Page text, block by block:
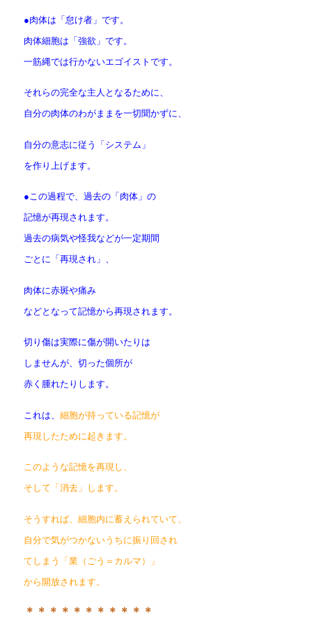
●肉体は「怠け者」です。
肉体細胞は「強欲」です。
一筋縄では行かないエゴイストです。
それらの完全な主人となるために、
自分の肉体のわがままを一切聞かずに、
自分の意志に従う「システム」
を作り上げます。
●この過程で、過去の「肉体」の
記憶が再現されます。
過去の病気や怪我などが一定期間
ごとに「再現され」、
肉体に赤斑や痛み
などとなって記憶から再現されます。
切り傷は実際に傷が開いたりは
しませんが、切った個所が
赤く腫れたりします。
これは、 細胞が持っている記憶が
再現したために起きます。
このような記憶を再現し、
そして「消去」します。
そうすれば、細胞内に蓄えられていて、
自分で気がつかないうちに振り回され
てしまう「業（ごう＝カルマ）」
から開放されます。
＊＊＊＊＊＊＊＊＊＊＊